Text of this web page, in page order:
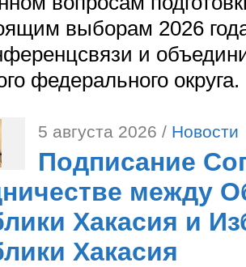
выборам 2026
и
федерального округа.
5 августа 2026 / Новости
Подписание
между
Хакасия и
Хакасия